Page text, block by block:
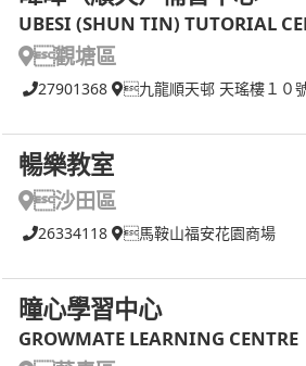
UBESI (SHUN TIN) TUTORIAL
觀塘區
27901368 九龍順天邨 天瑤樓１０
暢樂教室
沙田區
26334118 馬鞍山福安花園商場
曈心學習中心
GROWMATE LEARNING CENTRE